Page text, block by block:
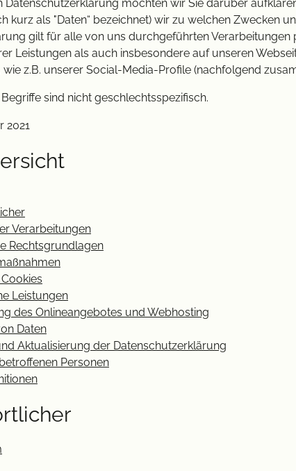
Datenschutzerklärung möchten wir Sie darüber
kurz als "Daten“ bezeichnet) wir zu welchen Zwecken
gilt für alle von uns durchgeführten
Leistungen als auch insbesondere auf unseren
wie z.B. unserer Social-Media-Profile (nachfolgend
sind nicht geschlechtsspezifisch.
2021
Verarbeitungen
Rechtsgrundlagen
Leistungen
des Onlineangebotes und Webhosting
Daten
Aktualisierung der Datenschutzerklärung
Personen